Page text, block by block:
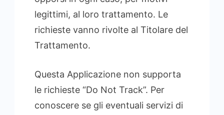
legittimi, al loro trattamento. Le
richieste vanno rivolte al Titolare del
Trattamento.
Questa Applicazione non supporta
le richieste “Do Not Track”. Per
conoscere se gli eventuali servizi di